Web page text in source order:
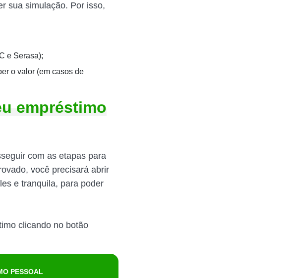
sua simulação. Por isso,
e Serasa);
o valor (em casos de
empréstimo
com as etapas para
você precisará abrir
e tranquila, para poder
clicando no botão
PESSOAL